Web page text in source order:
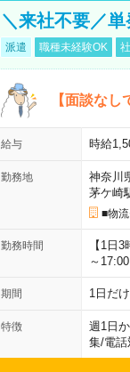
＼来社不要／
派遣 職種未経験OK
【面談な
給与 時給
勤務地
神奈川
茅ケ崎
■物
勤務時間
【1日
～
期間 1日だ
特徴 週1日
集/電話